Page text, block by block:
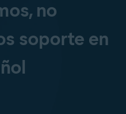
no
soporte en